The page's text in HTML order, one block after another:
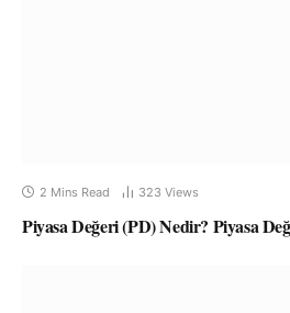
2 Mins Read 323 Views
Piyasa Değeri (PD) Nedir? Piyasa